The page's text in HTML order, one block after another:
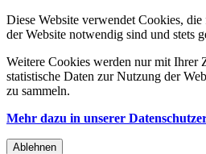
Diese Website verwendet Cookies,
der Website notwendig sind und stets
Weitere Cookies werden nur mit Ihrer
statistische Daten zur Nutzung der
zu sammeln.
Mehr dazu in unserer
Ablehnen